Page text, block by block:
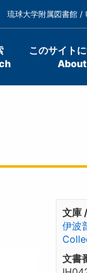
琉球大学附属図書館
このサイト
About
文庫
伊波
文書